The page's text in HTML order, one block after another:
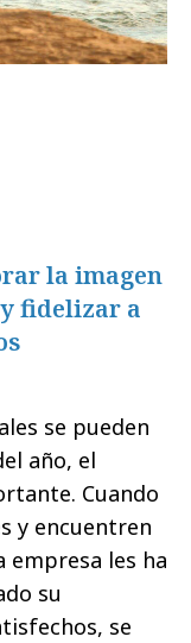
la imagen
fidelizar a
se pueden
año, el
Cuando
y encuentren
empresa les ha
su
se